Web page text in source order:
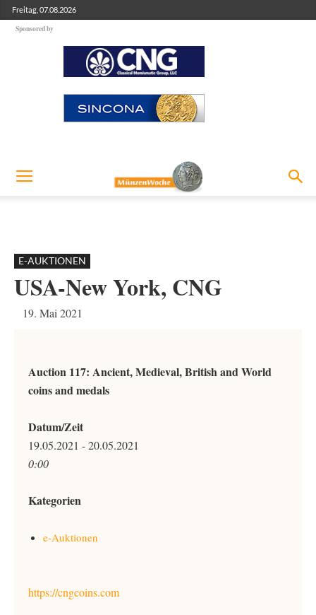
Freitag, 07.08.2026
Sponsored by
E-AUKTIONEN
USA-New York, CNG
19. Mai 2021
Auction 117: Ancient, Medieval, British and World
coins and medals
Datum/Zeit
19.05.2021 - 20.05.2021
0:00
Kategorien
e-Auktionen
https://cngcoins.com